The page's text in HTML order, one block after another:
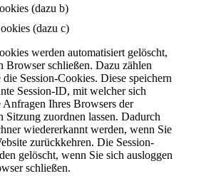
(dazu b)
(dazu c)
werden automatisiert gelöscht,
Browser schließen. Dazu zählen
die Session-Cookies. Diese speichern
Session-ID, mit welcher sich
Anfragen Ihres Browsers der
Sitzung zuordnen lassen. Dadurch
wiedererkannt werden, wenn Sie
zurückkehren. Die Session-
gelöscht, wenn Sie sich ausloggen
schließen.